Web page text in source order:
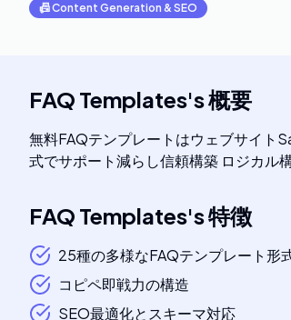
📠Content Generation & SEO
FAQ Templates's概要
無料FAQテンプレートはウェブサイト
式でサポート減らし信頼構築 ロジカル
FAQ Templates's特徴
25種の多様なFAQテンプレート形
コピペ即戦力の構造
SEO最適化とスキーマ対応